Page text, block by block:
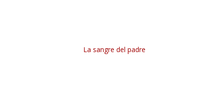
La sangre del padre